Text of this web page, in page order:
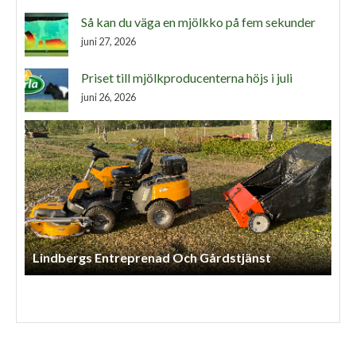
Så kan du väga en mjölkko på fem sekunder
juni 27, 2026
Priset till mjölkproducenterna höjs i juli
juni 26, 2026
Lindbergs Entreprenad Och Gårdstjänst